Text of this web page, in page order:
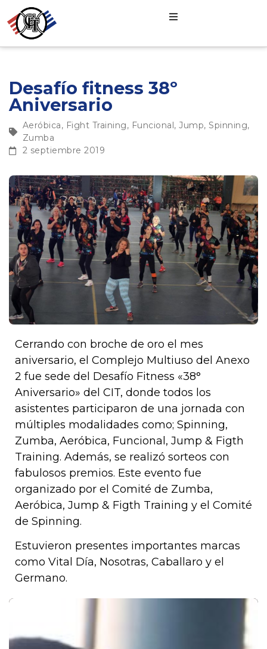
Desafío fitness 38º
Aniversario
Aeróbica, Fight Training, Funcional, Jump, Spinning,
Zumba
2 septiembre 2019
Cerrando con broche de oro el mes
aniversario, el Complejo Multiuso del Anexo
2 fue sede del Desafío Fitness «38°
Aniversario» del CIT, donde todos los
asistentes participaron de una jornada con
múltiples modalidades como; Spinning,
Zumba, Aeróbica, Funcional, Jump & Figth
Training. Además, se realizó sorteos con
fabulosos premios. Este evento fue
organizado por el Comité de Zumba,
Aeróbica, Jump & Figth Training y el Comité
de Spinning.
Estuvieron presentes importantes marcas
como Vital Día, Nosotras, Caballaro y el
Germano.